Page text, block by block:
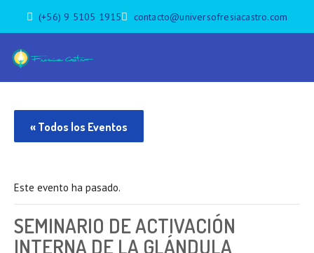
(+56) 9 5105 1915 contacto@universofresiacastro.com
« Todos los Eventos
Este evento ha pasado.
SEMINARIO DE ACTIVACIÓN
INTERNA DE LA GLÁNDULA